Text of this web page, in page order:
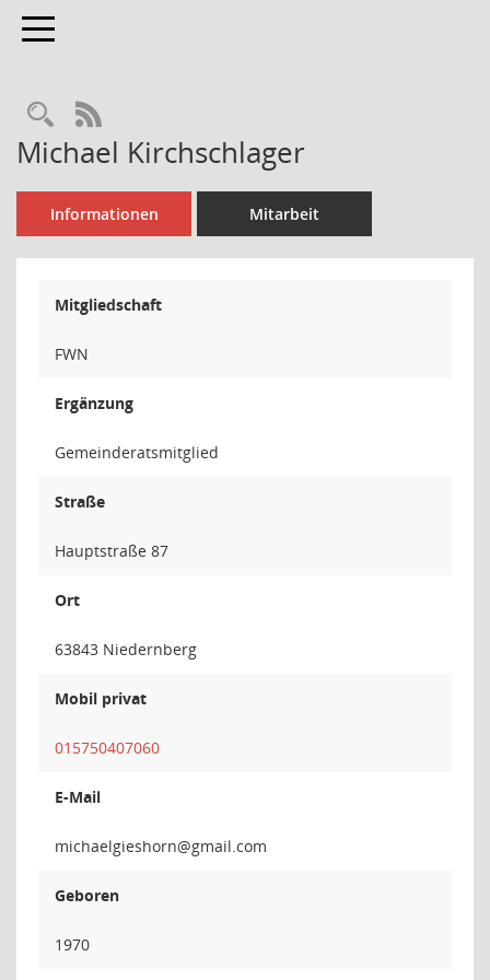
Toggle navigation
Rechercheauswahl
RSS-Feed
Michael Kirchschlager
Informationen Mitarbeit
Mitgliedschaft
FWN
Ergänzung
Gemeinderatsmitglied
Straße
Hauptstraße 87
Ort
63843 Niedernberg
Mobil privat
015750407060
E-Mail
nrohsei
Geboren
1970